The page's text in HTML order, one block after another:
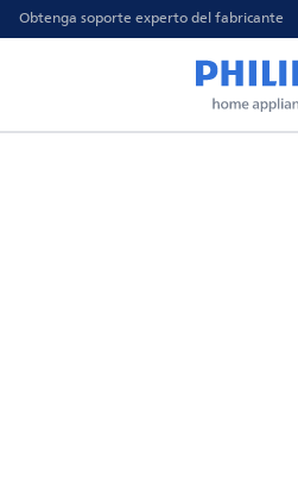
Obtenga soporte experto del fabricante